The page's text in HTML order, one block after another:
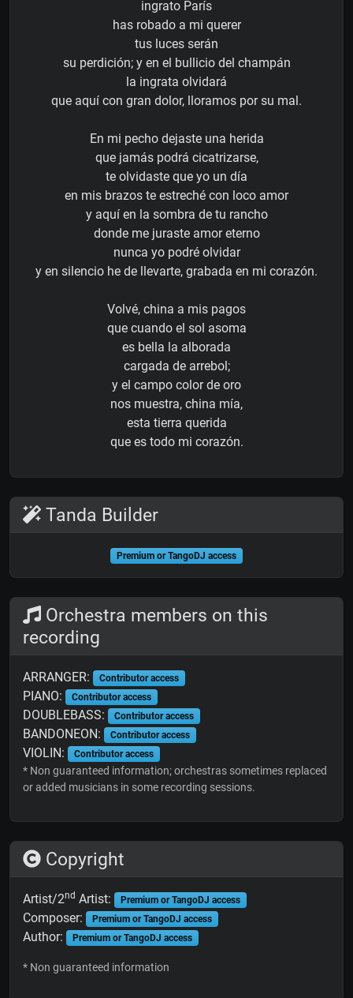
ingrato París
has robado a mi querer
tus luces serán
su perdición; y en el bullicio del champán
la ingrata olvidará
que aquí con gran dolor, lloramos por su mal.
En mi pecho dejaste una herida
que jamás podrá cicatrizarse,
te olvidaste que yo un día
en mis brazos te estreché con loco amor
y aquí en la sombra de tu rancho
donde me juraste amor eterno
nunca yo podré olvidar
y en silencio he de llevarte, grabada en mi corazón.
Volvé, china a mis pagos
que cuando el sol asoma
es bella la alborada
cargada de arrebol;
y el campo color de oro
nos muestra, china mía,
esta tierra querida
que es todo mi corazón.
Tanda Builder
Premium or TangoDJ access
Orchestra members on this
recording
ARRANGER: Contributor access
PIANO: Contributor access
DOUBLEBASS: Contributor access
BANDONEON: Contributor access
VIOLIN: Contributor access
* Non guaranteed information; orchestras sometimes replaced
or added musicians in some recording sessions.
Copyright
Artist/2nd Artist: Premium or TangoDJ access
Composer: Premium or TangoDJ access
Author: Premium or TangoDJ access
* Non guaranteed information